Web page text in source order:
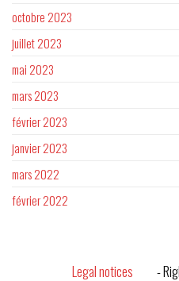
octobre 2023
juillet 2023
mai 2023
mars 2023
février 2023
janvier 2023
mars 2022
février 2022
Legal notices -